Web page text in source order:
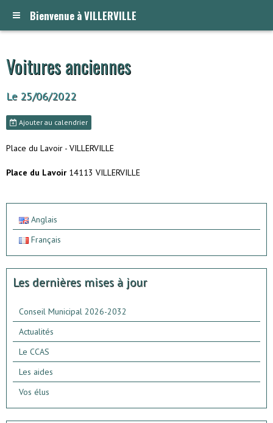
Bienvenue à VILLERVILLE
Voitures anciennes
Le 25/06/2022
Ajouter au calendrier
Place du Lavoir - VILLERVILLE
Place du Lavoir 14113 VILLERVILLE
Anglais
Français
Les dernières mises à jour
Conseil Municipal 2026-2032
Actualités
Le CCAS
Les aides
Vos élus